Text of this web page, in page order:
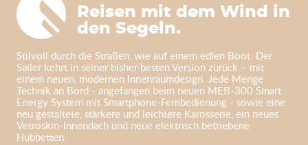
Reisen mit dem Wind in
den Segeln.
Stilvoll durch die Straßen, wie auf einem edlen Boot. Der
Sailer kehrt in seiner bisher besten Version zurück – mit
einem neuen, modernen Innenraumdesign. Jede Menge
Technik an Bord - angefangen beim neuen MEB-300 Smart
Energy System mit Smartphone-Fernbedienung - sowie eine
neu gestaltete, stärkere und leichtere Karosserie, ein neues
Vetroskin-Innendach und neue elektrisch betriebene
Hubbetten.